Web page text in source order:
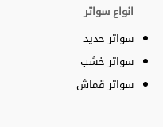
انواع سواتر
سواتر حديد
سواتر خشب
سواتر قماش